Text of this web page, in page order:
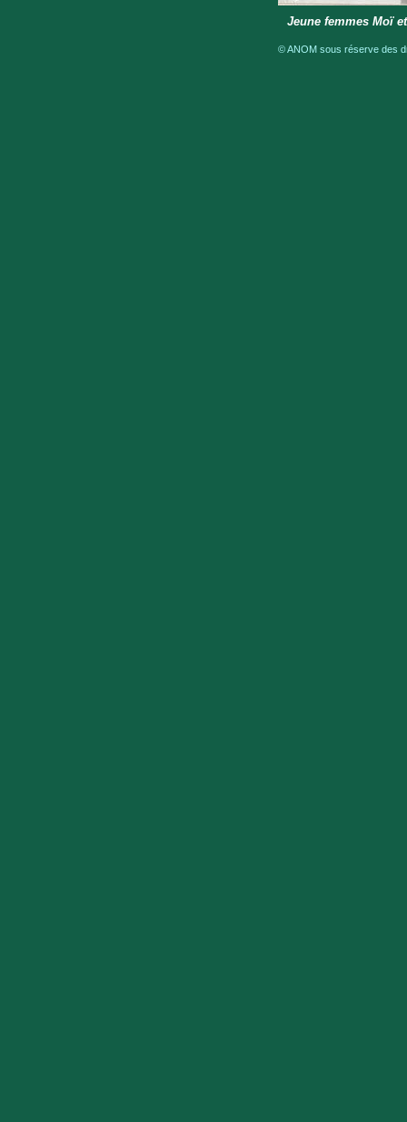
Jeune femmes Moï
© ANOM sous réserve des